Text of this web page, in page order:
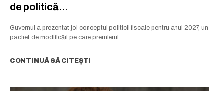
de politică...
Guvernul a prezentat joi conceptul politicii fiscale pentru anul 2027, un
pachet de modificări pe care premierul...
CONTINUĂ SĂ CITEȘTI